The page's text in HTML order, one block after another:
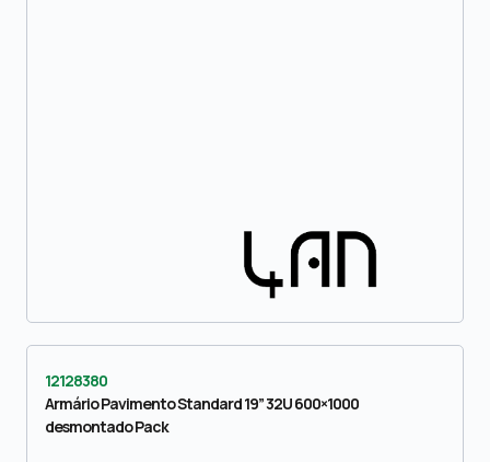
12128380
Armário Pavimento Standard 19” 32U 600×1000
desmontado Pack